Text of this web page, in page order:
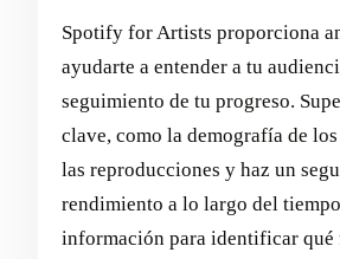
Spotify for Artists proporciona
ayudarte a entender a tu
seguimiento de tu progreso.
clave, como la demografía de
las reproducciones y haz un
rendimiento a lo largo del
información para identificar qué